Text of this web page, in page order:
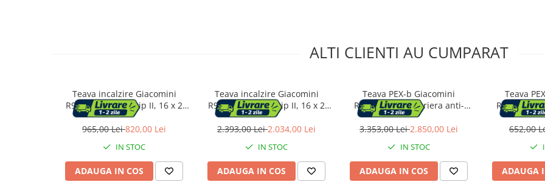
Accesorii pentru bucatarie
ALTI CLIENTI AU CUMPARAT
Teava incalzire Giacomini
R978Y226, PE-RT tip II, 16 x 2
mm, bariera anti-oxigen EVOH,
5 straturi, rosu, colac 240 m
965,00 Lei820,00 Lei
IN STOC
ADAUGA IN COS
Teava incalzire Giacomini
R978Y227, PE-RT tip II, 16 x 2
mm, bariera anti-oxigen EVOH,
5straturi, rosu, colac 600 m
2.393,00 Lei2.034,00 Lei
IN STOC
ADAUGA IN COS
Teava PEX-b Giacomini
R996TY250 cu bariera anti-
oxigen EVOH, 18x2 mm, rola
500 m, pentru incalzire prin
radiatoare
3.353,00 Lei2.850,00 Lei
IN STOC
ADAUGA IN COS
Teava
oxigen
100 m,
652,00
ADAUGA